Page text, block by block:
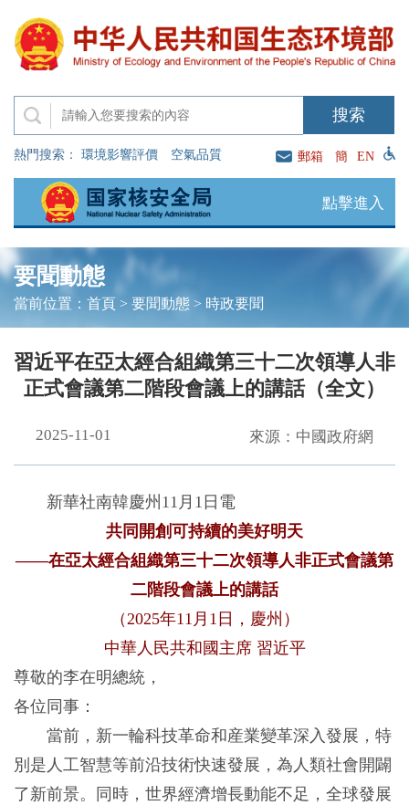
熱門搜索： 環境影響評價 空氣品質 郵箱 簡 EN
點擊進入
要聞動態
當前位置： 首頁> 要聞動態> 時政要聞
習近平在亞太經合組織第三十二次領導人非
正式會議第二階段會議上的講話（全文）
2025-11-01 來源：中國政府網
新華社南韓慶州11月1日電
共同開創可持續的美好明天
——在亞太經合組織第三十二次領導人非正式會議第
二階段會議上的講話
（2025年11月1日，慶州）
中華人民共和國主席 習近平
尊敬的李在明總統，
各位同事：
當前，新一輪科技革命和産業變革深入發展，特
別是人工智慧等前沿技術快速發展，為人類社會開闢
了新前景。同時，世界經濟增長動能不足，全球發展